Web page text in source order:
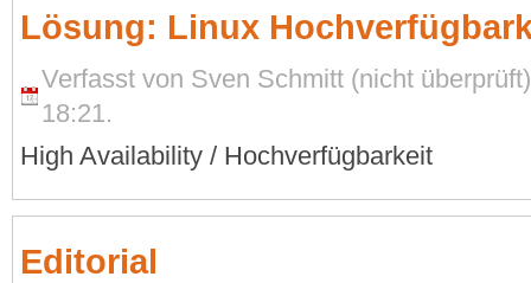
Lösung: Linux
Verfasst von Sven Schmitt (nicht
18:21.
High Availability / Hochverfügbarkeit
Editorial